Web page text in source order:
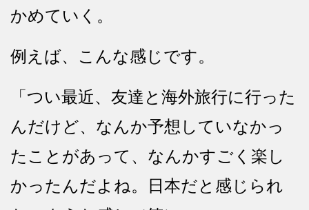
かめていく。
例えば、こんな感じです。
「つい最近、友達と海外旅行に行った
んだけど、なんか予想していなかっ
たことがあって、なんかすごく楽し
かったんだよね。日本だと感じられ